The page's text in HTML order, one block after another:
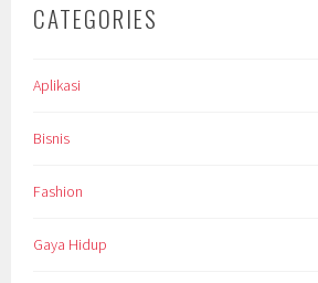
CATEGORIES
Aplikasi
Bisnis
Fashion
Gaya Hidup